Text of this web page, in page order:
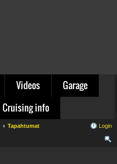
Videos
Garage
Cruising info
Tapahtumat Login